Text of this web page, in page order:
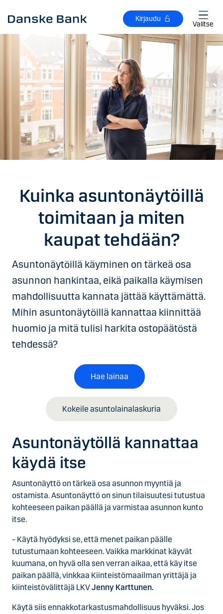
Kirjaudu
Valitse
Kuinka asuntonäytöillä
toimitaan ja miten
kaupat tehdään?
Asuntonäytöillä käyminen on tärkeä osa
asunnon hankintaa, eikä paikalla käymisen
mahdollisuutta kannata jättää käyttämättä.
Mihin asuntonäytöillä kannattaa kiinnittää
huomio ja mitä tulisi harkita ostopäätöstä
tehdessä?
Hae lainaa
Kokeile asuntolainalaskuria
Asuntonäytöllä kannattaa
käydä itse
Asuntonäyttö on tärkeä osa asunnon myyntiä ja
ostamista. Asuntonäyttö on sinun tilaisuutesi tutustua
kohteeseen paikan päällä ja varmistaa asunnon kunto
itse.
– Käytä hyödyksi se, että menet paikan päälle
tutustumaan kohteeseen. Vaikka markkinat käyvät
kuumana, on hyvä olla sen verran aikaa, että käy itse
paikan päällä, vinkkaa Kiinteistömaailman yrittäjä ja
kiinteistövälittäjä LKVJenny Karttunen.
Käytä siis ennakkotarkastusmahdollisuus hyväksi. Jos